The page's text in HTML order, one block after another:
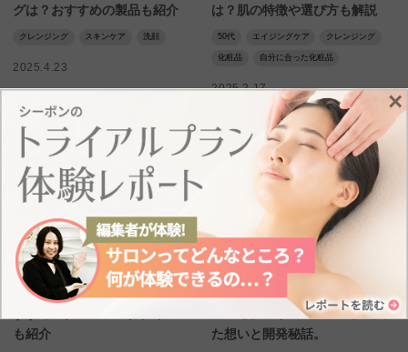
グは？おすすめの製品も紹介
クレンジング スキンケア 洗顔
2025.4.23
は？肌の特徴や選び方も解説
50代 エイジングケア クレンジング
化粧品 自分に合った化粧品
2025.2.17
スキンケア
朝クレンジングのメリット｜お
も紹介
インタビュー
「マセ」のリニューアルに込め
た想いと開発秘話。
×